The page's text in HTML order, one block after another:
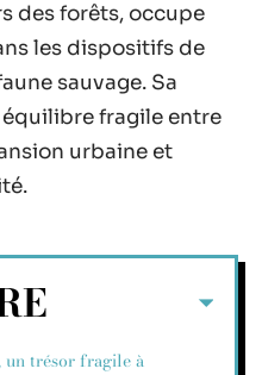
des forêts, occupe
les dispositifs de
sauvage. Sa
équilibre fragile entre
urbaine et
un trésor fragile à